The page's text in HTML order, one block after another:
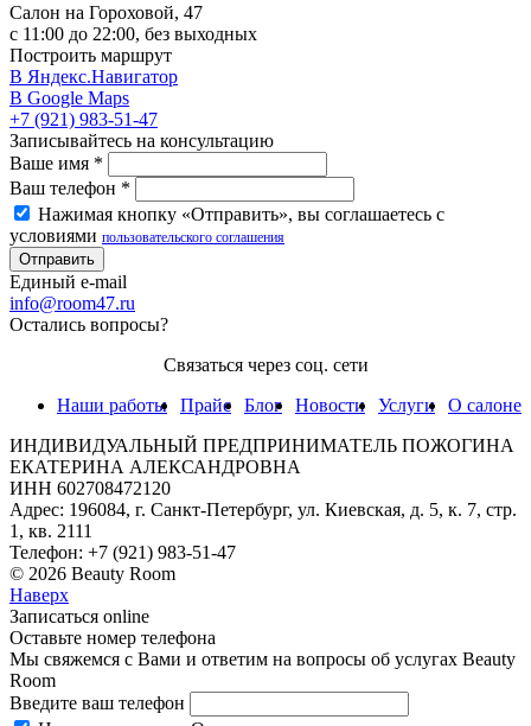
Салон на Гороховой, 47
c 11:00 до 22:00, без выходных
Построить маршрут
В Яндекс.Навигатор
В Google Maps
+7 (921) 983-51-47
Записывайтесь на консультацию
Ваше имя *
Ваш телефон *
Нажимая кнопку «Отправить», вы соглашаетесь с
условиями пользовательского соглашения
Единый e-mail
info@room47.ru
Остались вопросы?
Связаться через соц. сети
Наши работы
Прайс Блог Новости Услуги
О салоне
ИНДИВИДУАЛЬНЫЙ ПРЕДПРИНИМАТЕЛЬ ПОЖОГИНА
ЕКАТЕРИНА АЛЕКСАНДРОВНА
ИНН 602708472120
Адрес: 196084, г. Санкт-Петербург, ул. Киевская, д. 5, к. 7, стр.
1, кв. 2111
Телефон: +7 (921) 983-51-47
© 2026 Beauty Room
Наверх
Записаться online
Оставьте номер телефона
Мы свяжемся с Вами и ответим на вопросы об услугах Beauty
Room
Введите ваш телефон